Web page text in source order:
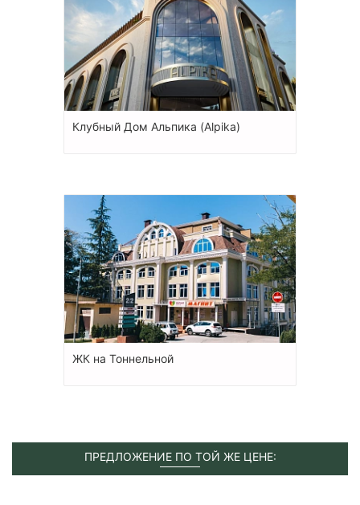
Клубный Дом Альпика (Alpika)
ЖК на Тоннельной
ПРЕДЛОЖЕНИЕ ПО ТОЙ ЖЕ ЦЕНЕ: